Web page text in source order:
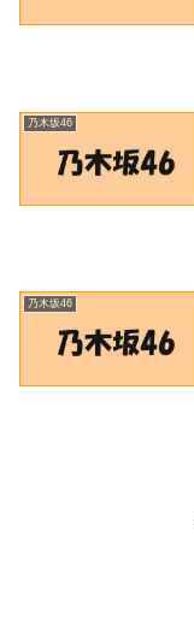
乃木坂46
乃木坂46